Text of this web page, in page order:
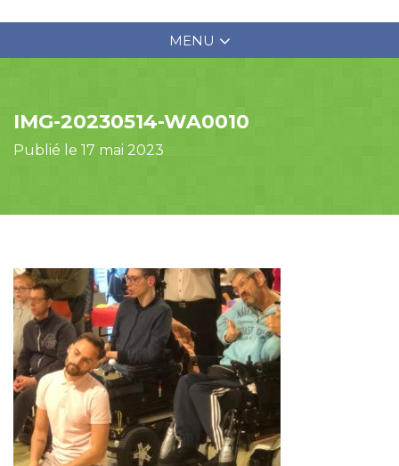
MENU
IMG-20230514-WA0010
Publié le 17 mai 2023